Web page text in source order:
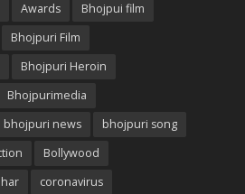
Awards
Bhojpui film
Bhojpuri Film
Bhojpuri Heroin
Bhojpurimedia
bhojpuri news
bhojpuri song
Bollywood
coronavirus